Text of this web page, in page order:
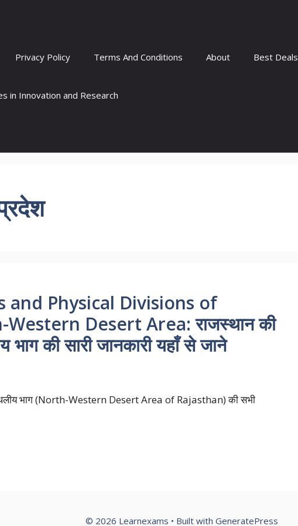
Privacy Policy Terms And Conditions About Best Deals
in Innovation and Research
and Physical Divisions of
Desert Area: राजस्थान की
भाग की सारी जानकारी यहाँ से जाने
भाग (North-Western Desert Area of Rajasthan) की सभी
© 2026 Learnexams • Built with GeneratePress